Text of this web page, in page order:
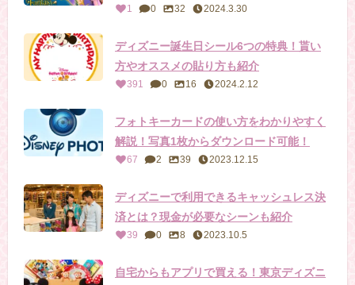
1 0 32 2024.3.30
ディズニー誕生日シール6つの特典！貰い
方やオススメの貼り方も紹介
391 0 16 2024.2.12
フォトキーカードの使い方をわかりやすく
解説！写真1枚からダウンロード可能！
67 2 39 2023.12.15
ディズニーで利用できるキャッシュレス決
済とは？現金が必要なシーンも紹介
39 0 8 2023.10.5
自宅からもアプリで買える！東京ディズニ